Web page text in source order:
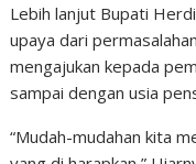
Lebih lanjut Bupati
upaya dari
mengajukan kepada
sampai dengan usia
“Mudah-mudahan kita